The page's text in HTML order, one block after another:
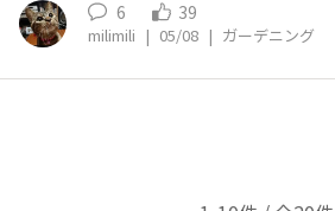
6 39
milimili | 05/08 | ガーデニング